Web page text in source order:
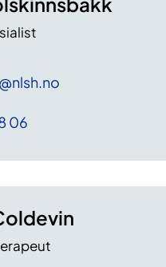
@nlsh.no
06